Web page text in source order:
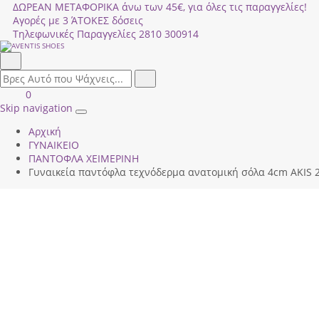
ΔΩΡΕΑΝ ΜΕΤΑΦΟΡΙΚΑ άνω των 45€, για όλες τις παραγγελίες!
Αγορές με 3 ΆΤΟΚΕΣ δόσεις
Τηλεφωνικές Παραγγελίες 2810 300914
field.search
Είσοδος
|
ΚΑΛΑΘΙ
ΑΓΟΡΩΝ
0
Skip navigation
Toggle
Αρχική
ΓΥΝΑΙΚΕΙΟ
ΠΑΝΤΟΦΛΑ ΧΕΙΜΕΡΙΝΗ
Γυναικεία παντόφλα τεχνόδερμα ανατομική σόλα 4cm AKIS